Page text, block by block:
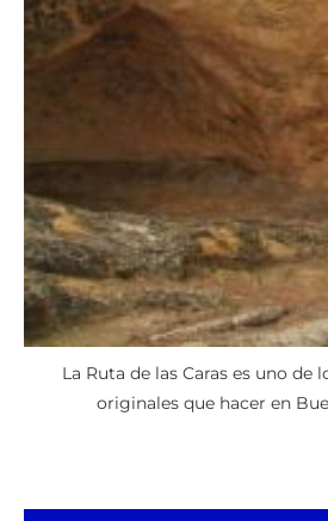
La Ruta de las Caras es uno de
originales que hacer en